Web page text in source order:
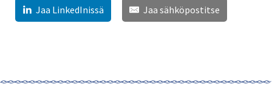
Jaa LinkedInissä Jaa sähköpostitse